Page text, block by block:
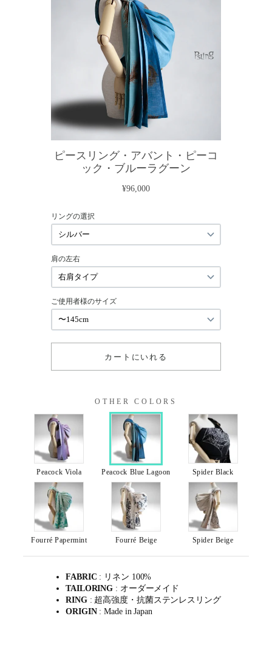
OTHER COLORS
Peacock Viola Peacock Blue Lagoon Spider Black
Fourré Papermint Fourré Beige Spider Beige
FABRIC : リネン 100%
TAILORING : オーダーメイド
RING: 超高強度・抗菌ステンレスリング
ORIGIN: Made in Japan